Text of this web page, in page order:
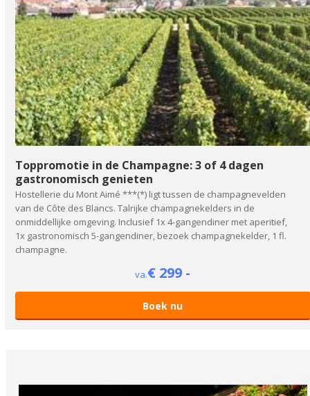
Toppromotie in de Champagne: 3 of 4 dagen
gastronomisch genieten
Hostellerie du Mont Aimé ***(*) ligt tussen de champagnevelden
van de Côte des Blancs. Talrijke champagnekelders in de
onmiddellijke omgeving. Inclusief 1x 4-gangendiner met aperitief,
1x gastronomisch 5-gangendiner, bezoek champagnekelder, 1 fl.
champagne.
va.€ 299 -
Boek nu